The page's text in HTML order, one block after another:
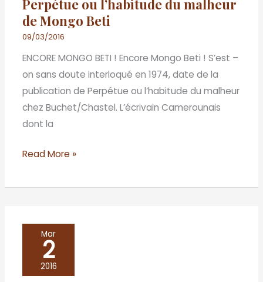
Perpétue ou l’habitude du malheur
de Mongo Beti
09/03/2016
ENCORE MONGO BETI ! Encore Mongo Beti ! S’est –
on sans doute interloqué en 1974, date de la
publication de Perpétue ou l’habitude du malheur
chez Buchet/Chastel. L’écrivain Camerounais
dont la
malheur
de
Mongo
Beti
Read More »
Mar
2
2016
Triangle
amoureux